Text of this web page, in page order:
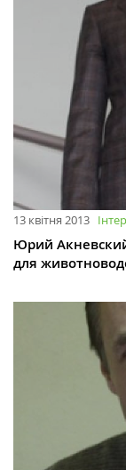
13 квітня 2013
Юрий
для